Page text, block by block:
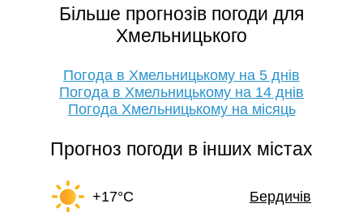
Більше прогнозів погоди для
Хмельницького
Погода в Хмельницькому на 5 днів
Погода в Хмельницькому на 14 днів
Погода Хмельницькому на місяць
Прогноз погоди в інших містах
+17°C
Бердичів